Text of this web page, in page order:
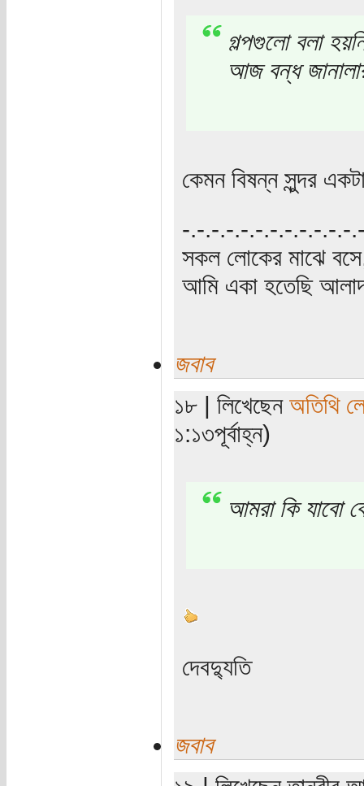
গল্পগুলো বলা
আজ বন্ধ
কেমন বিষন্ন সুন্দর
‍‌-.-.-.-.-.-.-.-.-.-.-.-
সকল লোকের মাঝে
আমি একা হতেছি
জবাব
১৮ | লিখেছেন অতিথি
১:১৩পূর্বাহ্ন)
আমরা কি যাবো
দেবদ্যুতি
জবাব